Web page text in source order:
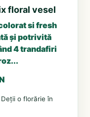
floral vesel
si fresh
și potrivită
4 trandafiri
o florărie în